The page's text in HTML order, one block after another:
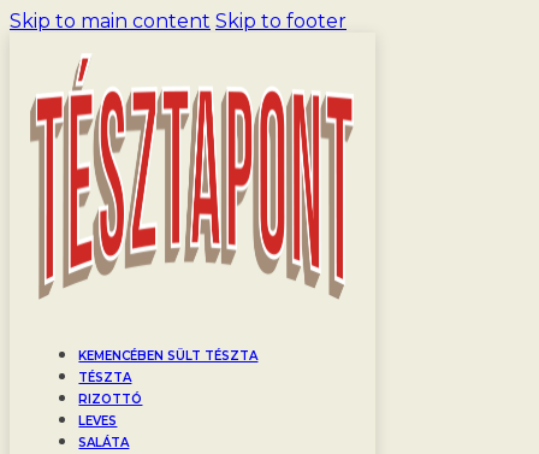
Skip to main content Skip to footer
KEMENCÉBEN SÜLT TÉSZTA
TÉSZTA
RIZOTTÓ
LEVES
SALÁTA